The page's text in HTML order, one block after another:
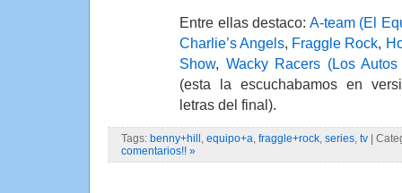
Entre ellas destaco: A-team (El
Charlie’s Angels, Fraggle Rock,
Show, Wacky Racers (Los Autos
(esta la escuchabamos en
letras del final).
Tags: benny+hill equipo+a fraggle+rock series tv |
comentarios!! »